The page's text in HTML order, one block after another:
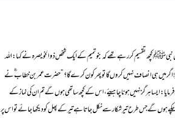
کچھ تقسیم کر رہے تھے کہ بنو تمیم کے ایک شخص ذو الخو یصرہ نے کہا: اللہ
ہی انصاف نہیں کروں گا تو پھر کون کرے گا؟“ حضرت عمر بن خطاب ؓ نے
ایسا ہرگز نہیں ہونا چاہیئے، اس کے کچھ ساتھی ہوں گے تم ان کی نماز کے
ہوں گے جس طرح تیر شکار سے نکل جاتا ہے تیر کے پھل کو دیکھا جائےتو اس پر